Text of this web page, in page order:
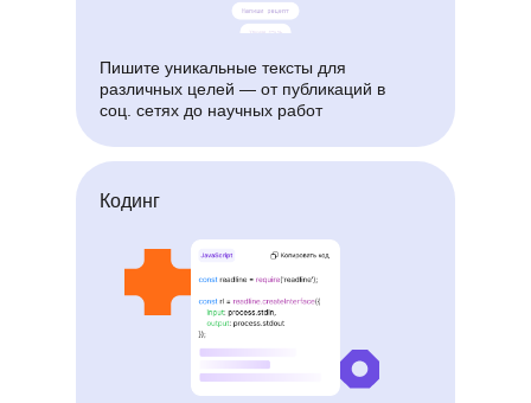
Кодинг
Пишите уникальные тексты для
различных целей — от публикаций в
соц. сетях до научных работ